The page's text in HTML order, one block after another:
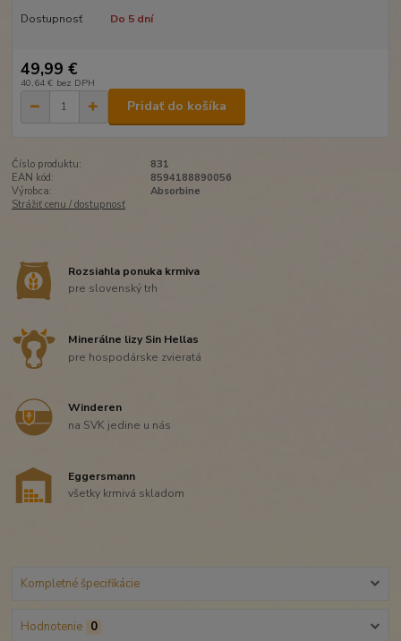
Dostupnosť Do 5 dní
49,99 €
40,64 € bez DPH
Pridať do košíka
Číslo produktu:
831
EAN kód:
8594188890056
Výrobca:
Absorbine
Strážiť cenu / dostupnosť
Rozsiahla ponuka krmiva
pre slovenský trh
Minerálne lizy Sin Hellas
pre hospodárske zvieratá
Winderen
na SVK jedine u nás
Eggersmann
všetky krmivá skladom
Kompletné špecifikácie
Hodnotenie 0